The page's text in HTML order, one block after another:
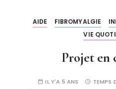
k
AIDE FIBROMYALGIE
VIE
Projet en
IL Y'A 5 ANS TEMPS